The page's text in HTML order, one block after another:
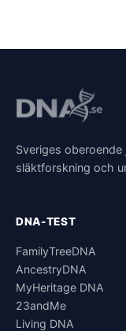
Sveriges
släktforskning och
DNA-TEST
FamilyTreeDNA
AncestryDNA
MyHeritage DNA
23andMe
Living DNA